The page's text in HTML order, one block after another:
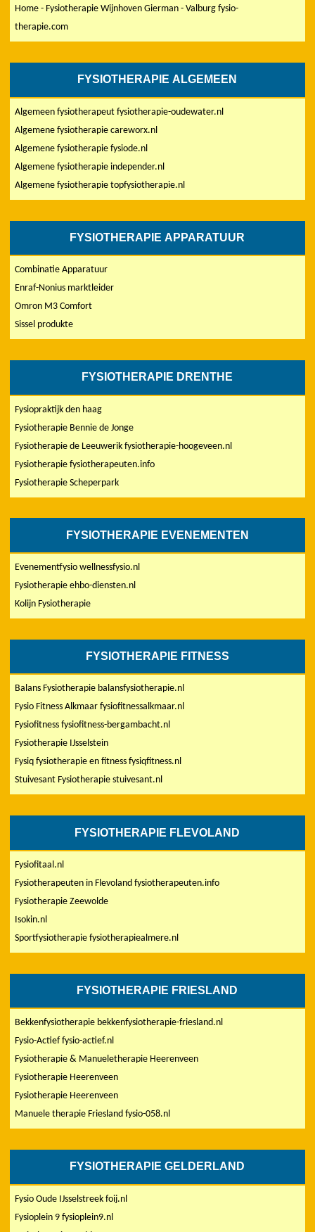
Home - Fysiotherapie Wijnhoven Gierman - Valburg fysio-
therapie.com
FYSIOTHERAPIE ALGEMEEN
Algemeen fysiotherapeut fysiotherapie-oudewater.nl
Algemene fysiotherapie careworx.nl
Algemene fysiotherapie fysiode.nl
Algemene fysiotherapie independer.nl
Algemene fysiotherapie topfysiotherapie.nl
FYSIOTHERAPIE APPARATUUR
Combinatie Apparatuur
Enraf-Nonius marktleider
Omron M3 Comfort
Sissel produkte
FYSIOTHERAPIE DRENTHE
Fysiopraktijk den haag
Fysiotherapie Bennie de Jonge
Fysiotherapie de Leeuwerik fysiotherapie-hoogeveen.nl
Fysiotherapie fysiotherapeuten.info
Fysiotherapie Scheperpark
FYSIOTHERAPIE EVENEMENTEN
Evenementfysio wellnessfysio.nl
Fysiotherapie ehbo-diensten.nl
Kolijn Fysiotherapie
FYSIOTHERAPIE FITNESS
Balans Fysiotherapie balansfysiotherapie.nl
Fysio Fitness Alkmaar fysiofitnessalkmaar.nl
Fysiofitness fysiofitness-bergambacht.nl
Fysiotherapie IJsselstein
Fysiq fysiotherapie en fitness fysiqfitness.nl
Stuivesant Fysiotherapie stuivesant.nl
FYSIOTHERAPIE FLEVOLAND
Fysiofitaal.nl
Fysiotherapeuten in Flevoland fysiotherapeuten.info
Fysiotherapie Zeewolde
Isokin.nl
Sportfysiotherapie fysiotherapiealmere.nl
FYSIOTHERAPIE FRIESLAND
Bekkenfysiotherapie bekkenfysiotherapie-friesland.nl
Fysio-Actief fysio-actief.nl
Fysiotherapie & Manueletherapie Heerenveen
Fysiotherapie Heerenveen
Fysiotherapie Heerenveen
Manuele therapie Friesland fysio-058.nl
FYSIOTHERAPIE GELDERLAND
Fysio Oude IJsselstreek foij.nl
Fysioplein 9 fysioplein9.nl